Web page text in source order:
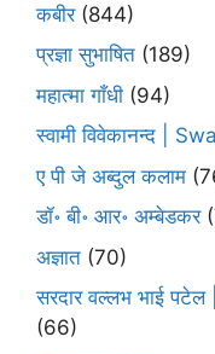
कबीर(844)
प्रज्ञा सुभाषित (189)
महात्मा गाँधी (94)
स्वामी विवेकानन्द |
ए पी जे अब्दुल कलाम
डॉ॰ बी॰ आर॰ अम्बेडकर
अज्ञात (70)
सरदार वल्लभ भाई
(66)